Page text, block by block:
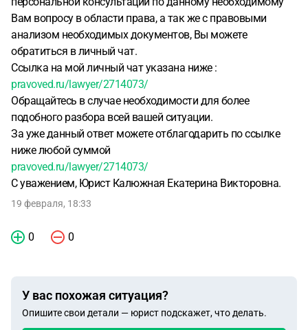
Вам вопросу в области права, а так же с правовыми
анализом необходимых документов, Вы можете
обратиться в личный чат.
Ссылка на мой личный чат указана ниже :
pravoved.ru/lawyer/2714073/
Обращайтесь в случае необходимости для более
подобного разбора всей вашей ситуации.
За уже данный ответ можете отблагодарить по ссылке
ниже любой суммой
pravoved.ru/lawyer/2714073/
С уважением, Юрист Калюжная Екатерина Викторовна.
19 февраля, 18:33
0 0
У вас похожая ситуация?
Опишите свои детали — юрист подскажет, что делать.